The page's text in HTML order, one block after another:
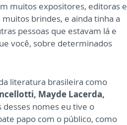
muitos expositores, editoras e
brindes, e ainda tinha a
pessoas que estavam lá e
você, sobre determinados
literatura brasileira como
Mayde Lacerda,
desses nomes eu tive o
papo com o público, como